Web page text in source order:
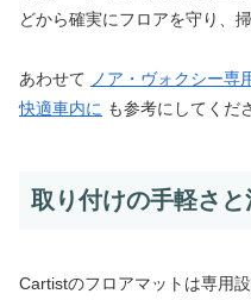
どから確実にフロアを守り、
あわせて ノア・ヴォクシー専
快適車内に も参考にしてくだ
取り付けの手軽さと
Cartistのフロアマットは専用